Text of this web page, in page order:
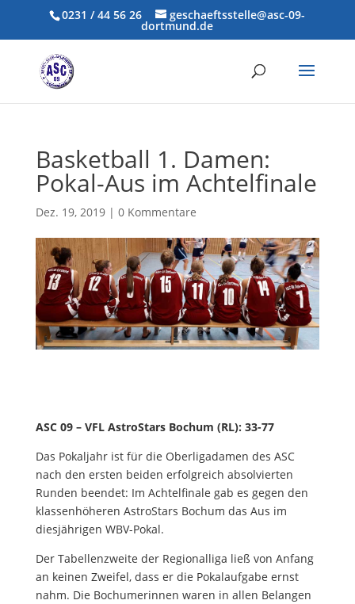
0231 / 44 56 26 geschaeftsstelle@asc-09-
dortmund.de
Basketball 1. Damen:
Pokal-Aus im Achtelfinale
Dez. 19, 2019| 0 Kommentare
ASC 09 – VFL AstroStars Bochum (RL): 33-77
Das Pokaljahr ist für die Oberligadamen des ASC
nach den ersten beiden erfolgreich absolvierten
Runden beendet: Im Achtelfinale gab es gegen den
klassenhöheren AstroStars Bochum das Aus im
diesjährigen WBV-Pokal.
Der Tabellenzweite der Regionalliga ließ von Anfang
an keinen Zweifel, dass er die Pokalaufgabe ernst
nahm. Die Bochumerinnen waren in allen Belangen